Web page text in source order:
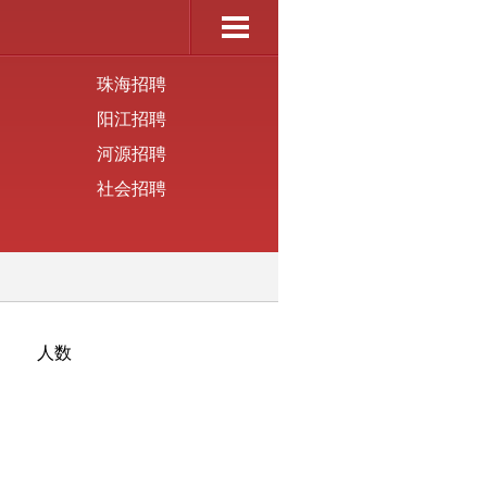
珠海招聘
阳江招聘
河源招聘
社会招聘
人数